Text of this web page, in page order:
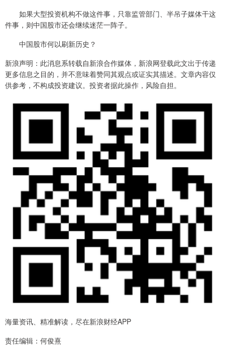
如果大型投资机构不做这件事，只靠监管部门、半吊子媒体干这
件事，则中国股市还会继续迷茫一阵子。
中国股市何以刷新历史？
新浪声明：此消息系转载自新浪合作媒体，新浪网登载此文出于传递
更多信息之目的，并不意味着赞同其观点或证实其描述。文章内容仅
供参考，不构成投资建议。投资者据此操作，风险自担。
海量资讯、精准解读，尽在新浪财经APP
责任编辑：何俊熹